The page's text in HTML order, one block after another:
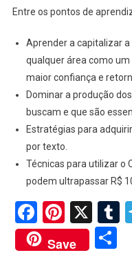
Entre os pontos de
Aprender a capitalizar
qualquer área como
maior confiança e
Dominar a produção
buscam e que são
Estratégias para
por texto.
Técnicas para utilizar o
podem ultrapassar R$
Facebook
X
Save